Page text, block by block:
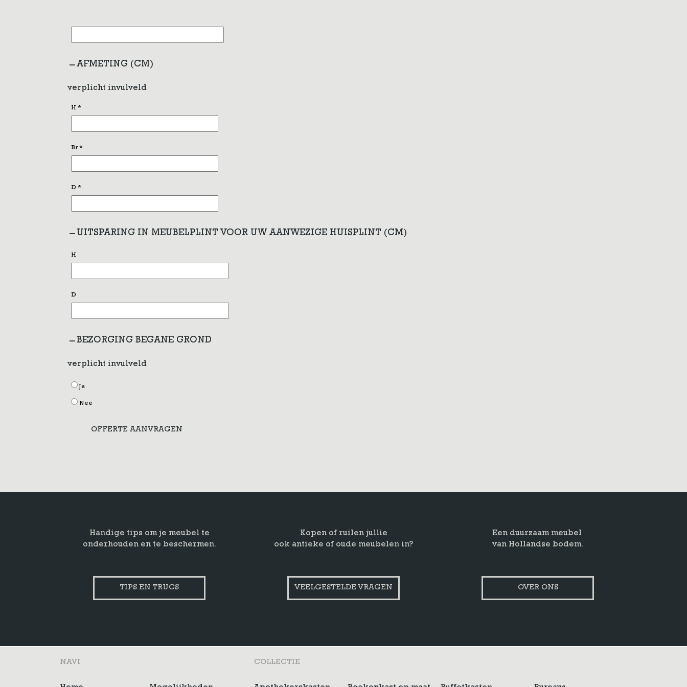
AFMETING (CM)
verplicht invulveld
H*
Br*
D*
UITSPARING IN MEUBELPLINT VOOR UW AANWEZIGE HUISPLINT (CM)
H
D
BEZORGING BEGANE GROND
verplicht invulveld
Ja
Nee
OFFERTE AANVRAGEN
Handige tips om je meubel te
onderhouden en te beschermen.
TIPS EN TRUCS
Kopen of ruilen jullie
ook antieke of oude meubelen in?
VEELGESTELDE VRAGEN
Een duurzaam meubel
van Hollandse bodem.
OVER ONS
NAVI COLLECTIE